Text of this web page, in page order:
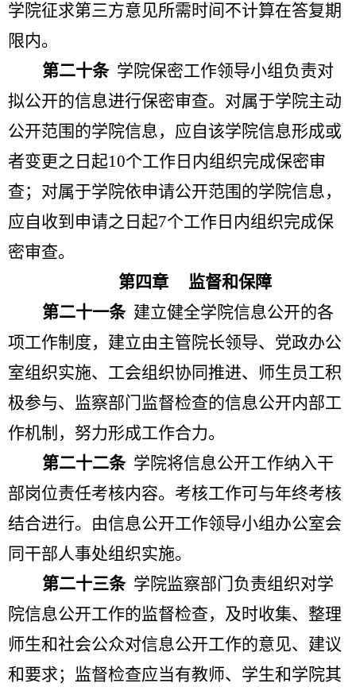
学院征求第三方意见所需时间不计算在答复期
限内。
第二十条 学院保密工作领导小组负责对
拟公开的信息进行保密审查。对属于学院主动
公开范围的学院信息，应自该学院信息形成或
者变更之日起10个工作日内组织完成保密审
查；对属于学院依申请公开范围的学院信息，
应自收到申请之日起7个工作日内组织完成保
密审查。
第四章
监督和保障
第二十一条 建立健全学院信息公开的各
项工作制度，建立由主管院长领导、党政办公
室组织实施、工会组织协同推进、师生员工积
极参与、监察部门监督检查的信息公开内部工
作机制，努力形成工作合力。
第二十二条 学院将信息公开工作纳入干
部岗位责任考核内容。考核工作可与年终考核
结合进行。由信息公开工作领导小组办公室会
同干部人事处组织实施。
第二十三条 学院监察部门负责组织对学
院信息公开工作的监督检查，及时收集、整理
师生和社会公众对信息公开工作的意见、建议
和要求；监督检查应当有教师、学生和学院其